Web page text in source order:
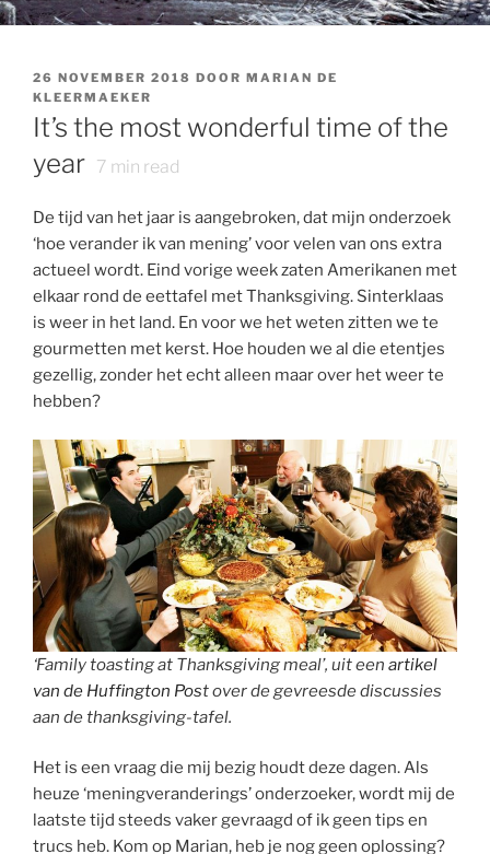
GEPLAATST
OP
26 NOVEMBER 2018 DOOR MARIAN DE
KLEERMAEKER
It’s the most wonderful time of the
year 7 min read
De tijd van het jaar is aangebroken, dat mijn onderzoek
‘hoe verander ik van mening’ voor velen van ons extra
actueel wordt. Eind vorige week zaten Amerikanen met
elkaar rond de eettafel met Thanksgiving. Sinterklaas
is weer in het land. En voor we het weten zitten we te
gourmetten met kerst. Hoe houden we al die etentjes
gezellig, zonder het echt alleen maar over het weer te
hebben?
‘Family toasting at Thanksgiving meal’, uit een artikel
van de Huffington Post over de gevreesde discussies
aan de thanksgiving-tafel.
Het is een vraag die mij bezig houdt deze dagen. Als
heuze ‘meningveranderings’ onderzoeker, wordt mij de
laatste tijd steeds vaker gevraagd of ik geen tips en
trucs heb. Kom op Marian, heb je nog geen oplossing?